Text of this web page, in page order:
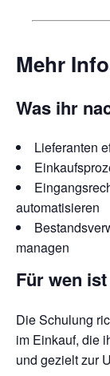
Mehr
Was ihr
Lieferanten
automatisieren
managen
Für wen
Die Schulung
im Einkauf, die
und gezielt zur